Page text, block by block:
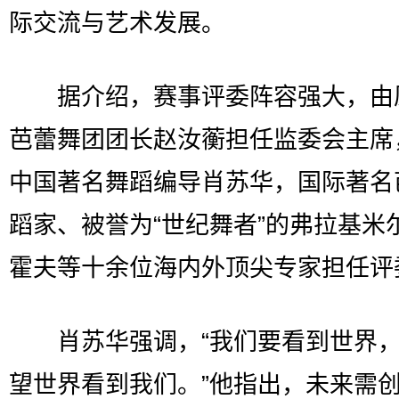
际交流与艺术发展。
据介绍，赛事评委阵容强大，由
芭蕾舞团团长赵汝蘅担任监委会主
中国著名舞蹈编导肖苏华，国际著
蹈家、被誉为“世纪舞者”的弗拉基米
霍夫等十余位海内外顶尖专家担任
肖苏华强调，“我们要看到世界
望世界看到我们。”他指出，未来需